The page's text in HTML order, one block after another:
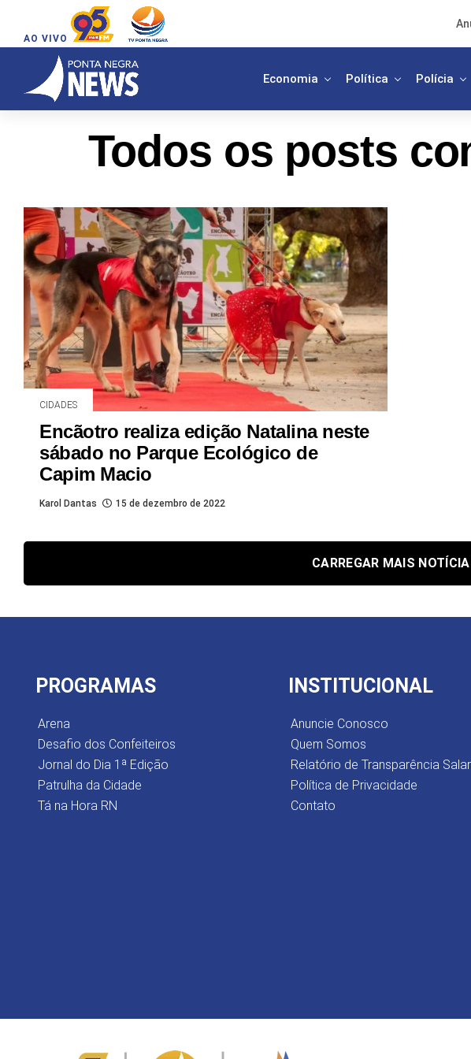
AO VIVO
Economia Política Polícia
Todos os posts
CIDADES
Encãotro realiza edição Natalina neste
sábado no Parque Ecológico de
Capim Macio
Karol Dantas 15 de dezembro de 2022
CARREGAR MAIS
PROGRAMAS
Arena
Desafio dos Confeiteiros
Jornal do Dia 1ª Edição
Patrulha da Cidade
Tá na Hora RN
INSTITUCIONAL
Anuncie Conosco
Quem Somos
Relatório de Transparência
Política de Privacidade
Contato